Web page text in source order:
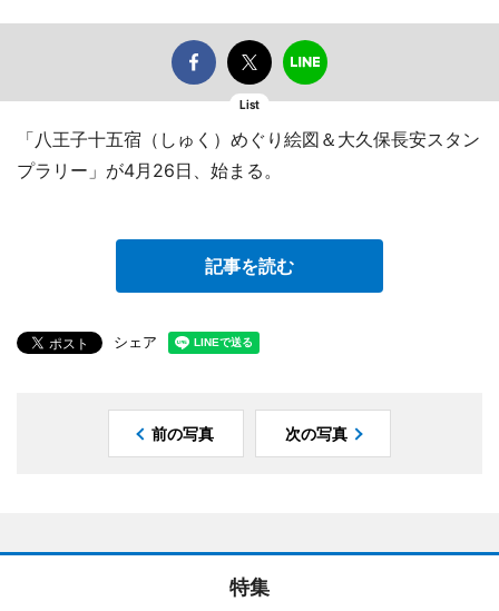
List
「八王子十五宿（しゅく）めぐり絵図＆大久保長安スタン
プラリー」が4月26日、始まる。
記事を読む
シェア
前の写真 次の写真
特集